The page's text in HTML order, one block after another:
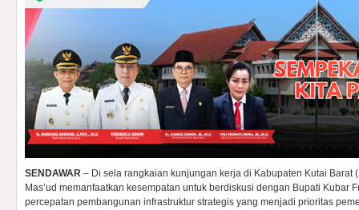
SENDAWAR – Di sela rangkaian kunjungan kerja di Kabupaten Kutai Barat
Mas’ud memanfaatkan kesempatan untuk berdiskusi dengan Bupati Kubar
percepatan pembangunan infrastruktur strategis yang menjadi prioritas